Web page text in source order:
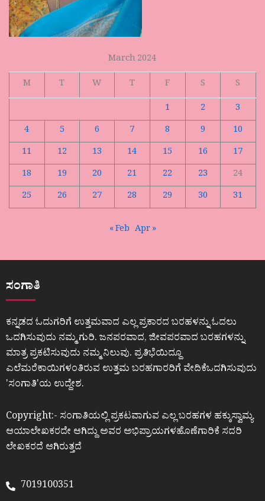
March 2024
M
T W T F S
S
1
2
3
4
5 6 7 8 9
10
11
12 13 14 15 16
17
18
19 20 21 22 23
24
25
26 27 28 29 30 31
« Feb Apr »
ಸಂಗಾತಿ
ಕನ್ನಡದ ಓದುಗರಿಗೆ ಉತ್ತಮವಾದ ಎಲ್ಲ ಪ್ರಕಾರದ ಬರಹಳನ್ನು ಓದಲು
ಒದಗಿಸುವುದು ನಮ್ಮ ಗುರಿ. ಜನಪರವಾದ, ಜೀವಪರವಾದ ಬರಹಗಳನ್ನು
ಮಾತ್ರ ಪ್ರಕಟಿಸುವುದು ನಮ್ಮ ನಿಲುವು. ಪ್ರತಿಭೆಯಿದ್ದೂ
ಎಲೆಮರೆಕಾಯಿಗಳಂತಿರುವ ಉತ್ತಮ ಬರಹಗಾರರಿಗೆ ವೇದಿಕೆಒದಗಿಸುವುದು
ʼಸಂಗಾತಿʼಯ ಉದ್ದೇಶ.
Copyright:- ಸಂಗಾತಿಯಲ್ಲಿ ಪ್ರಕಟವಾಗುವ ಎಲ್ಲ ಬರಹಗಳ ಹಕ್ಕುಸ್ವಾಮ್ಯ
ಆಯಾಲೇಖಕರದೇ ಆಗಿದ್ದು ಅವರ ಅಭಿಪ್ರಾಯಗಳಹೊಣೆಗಾರಿಕೆ ಸದರಿ
ಲೇಖಕರದೆ ಆಗಿರುತ್ತದೆ
7019100351